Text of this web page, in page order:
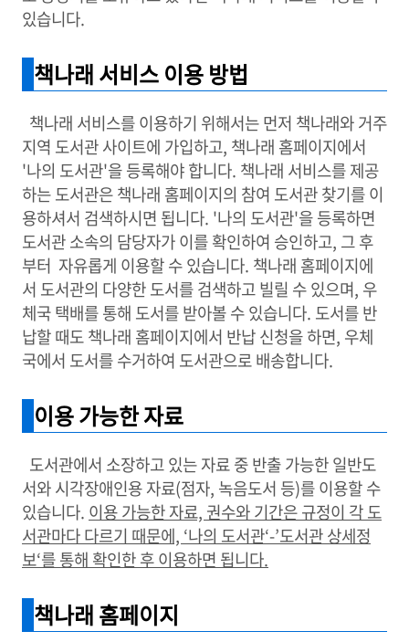
있습니다.
책나래 서비스 이용 방법
책나래 서비스를 이용하기 위해서는 먼저 책나래와 거주
지역 도서관 사이트에 가입하고, 책나래 홈페이지에서
'나의 도서관'을 등록해야 합니다. 책나래 서비스를 제공
하는 도서관은 책나래 홈페이지의 참여 도서관 찾기를 이
용하셔서 검색하시면 됩니다. '나의 도서관'을 등록하면
도서관 소속의 담당자가 이를 확인하여 승인하고, 그 후
부터 자유롭게 이용할 수 있습니다. 책나래 홈페이지에
서 도서관의 다양한 도서를 검색하고 빌릴 수 있으며, 우
체국 택배를 통해 도서를 받아볼 수 있습니다. 도서를 반
납할 때도 책나래 홈페이지에서 반납 신청을 하면, 우체
국에서 도서를 수거하여 도서관으로 배송합니다.
이용 가능한 자료
도서관에서 소장하고 있는 자료 중 반출 가능한 일반도
서와 시각장애인용 자료(점자, 녹음도서 등)를 이용할 수
있습니다. 이용 가능한 자료, 권수와 기간은 규정이 각 도
서관마다 다르기 때문에, ‘나의 도서관‘-’도서관 상세정
보‘를 통해 확인한 후 이용하면 됩니다.
책나래 홈페이지